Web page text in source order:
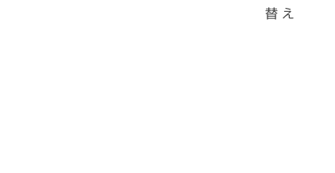
替え
ランニング・ウォーキング